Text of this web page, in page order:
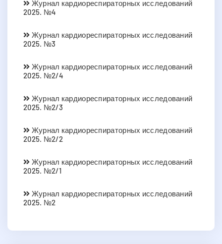
Журнал кардиореспираторных исследований
2025. №4
Журнал кардиореспираторных исследований
2025. №3
Журнал кардиореспираторных исследований
2025. №2/4
Журнал кардиореспираторных исследований
2025. №2/3
Журнал кардиореспираторных исследований
2025. №2/2
Журнал кардиореспираторных исследований
2025. №2/1
Журнал кардиореспираторных исследований
2025. №2